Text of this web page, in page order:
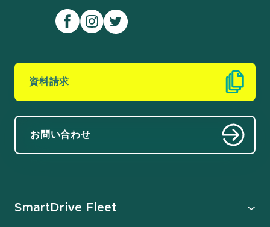
資料請求
お問い合わせ
SmartDrive Fleet